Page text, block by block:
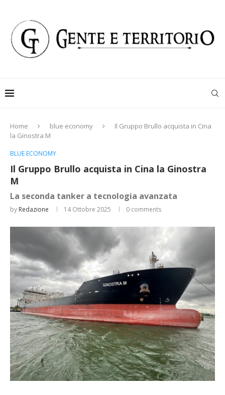
Home blue economy
Il Gruppo Brullo acquista in Cina
la Ginostra M
BLUE ECONOMY
Il Gruppo Brullo acquista in Cina la Ginostra
M
La seconda tanker a tecnologia avanzata
by Redazione 14 Ottobre 2025 0 comments